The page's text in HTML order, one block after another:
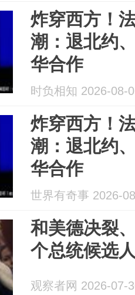
炸穿西方！
潮：退北约
华合作
时负相知 2026-08-
炸穿西方！
潮：退北约
华合作
世界有奇事 2026-
和美德决裂
个总统候选
观察者网 2026-07-